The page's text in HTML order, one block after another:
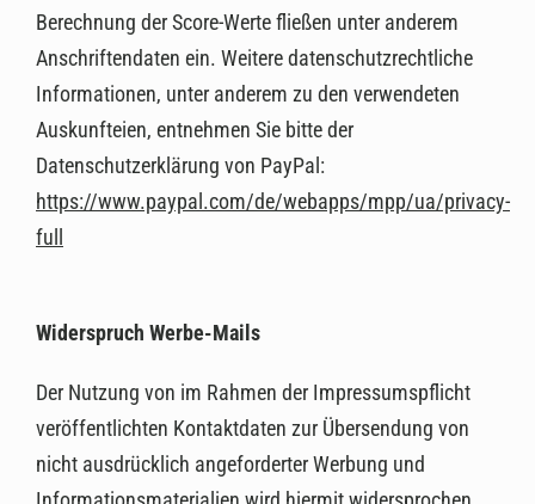
Berechnung der Score-Werte fließen unter anderem
Anschriftendaten ein. Weitere datenschutzrechtliche
Informationen, unter anderem zu den verwendeten
Auskunfteien, entnehmen Sie bitte der
Datenschutzerklärung von PayPal:
https://www.paypal.com/de/webapps/mpp/ua/privacy-
full
Widerspruch Werbe-Mails
Der Nutzung von im Rahmen der Impressumspflicht
veröffentlichten Kontaktdaten zur Übersendung von
nicht ausdrücklich angeforderter Werbung und